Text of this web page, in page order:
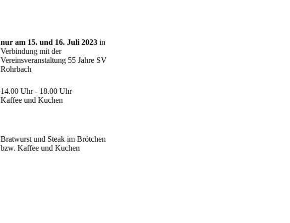
nur am 15. und 16. Juli 2023 in
Verbindung mit der
Vereinsveranstaltung 55 Jahre SV
Rohrbach
14.00 Uhr - 18.00 Uhr
Kaffee und Kuchen
Bratwurst und Steak im Brötchen
bzw. Kaffee und Kuchen